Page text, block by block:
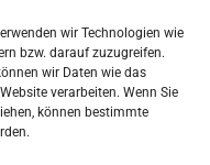
wir Technologien wie
bzw. darauf zuzugreifen.
wir Daten wie das
verarbeiten. Wenn Sie
können bestimmte